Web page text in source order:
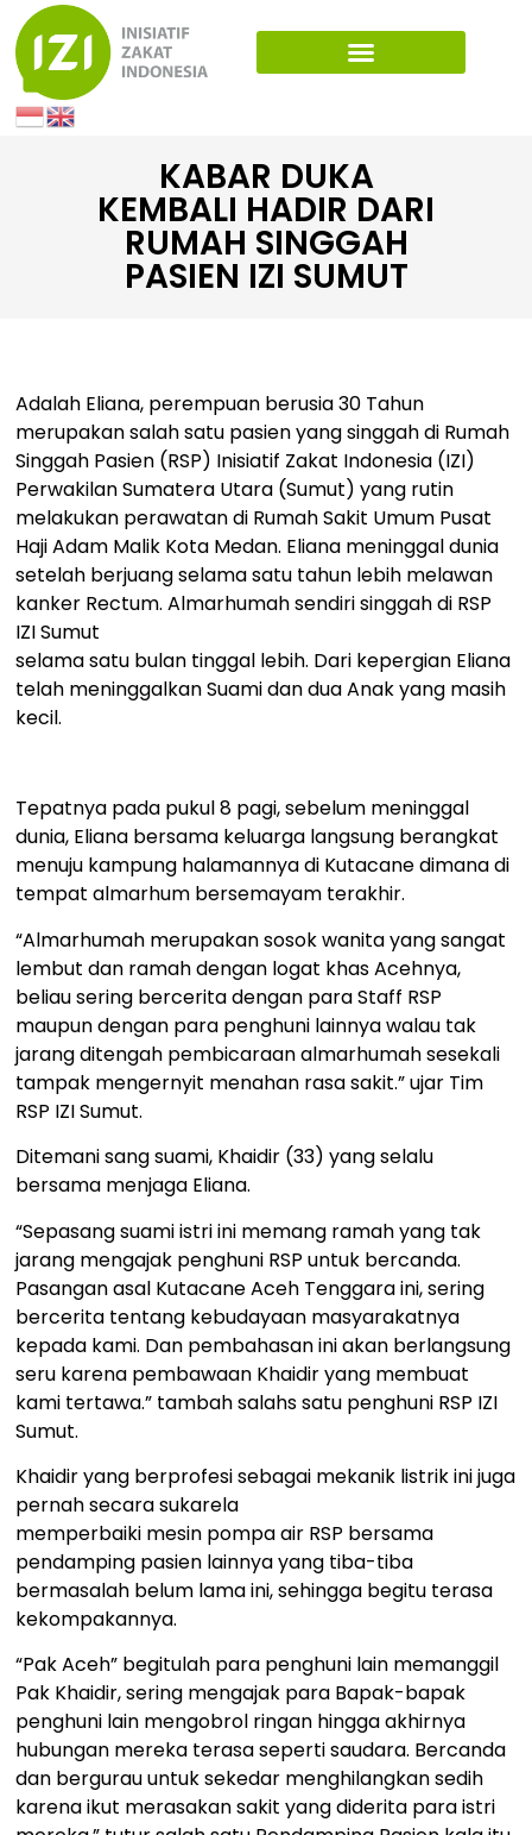
KABAR DUKA
KEMBALI HADIR DARI
RUMAH SINGGAH
PASIEN IZI SUMUT
Adalah Eliana, perempuan berusia 30 Tahun
merupakan salah satu pasien yang singgah di Rumah
Singgah Pasien (RSP) Inisiatif Zakat Indonesia (IZI)
Perwakilan Sumatera Utara (Sumut) yang rutin
melakukan perawatan di Rumah Sakit Umum Pusat
Haji Adam Malik Kota Medan. Eliana meninggal dunia
setelah berjuang selama satu tahun lebih melawan
kanker Rectum. Almarhumah sendiri singgah di RSP
IZI Sumut
selama satu bulan tinggal lebih. Dari kepergian Eliana
telah meninggalkan Suami dan dua Anak yang masih
kecil.
Tepatnya pada pukul 8 pagi, sebelum meninggal
dunia, Eliana bersama keluarga langsung berangkat
menuju kampung halamannya di Kutacane dimana di
tempat almarhum bersemayam terakhir.
“Almarhumah merupakan sosok wanita yang sangat
lembut dan ramah dengan logat khas Acehnya,
beliau sering bercerita dengan para Staff RSP
maupun dengan para penghuni lainnya walau tak
jarang ditengah pembicaraan almarhumah sesekali
tampak mengernyit menahan rasa sakit.” ujar Tim
RSP IZI Sumut.
Ditemani sang suami, Khaidir (33) yang selalu
bersama menjaga Eliana.
“Sepasang suami istri ini memang ramah yang tak
jarang mengajak penghuni RSP untuk bercanda.
Pasangan asal Kutacane Aceh Tenggara ini, sering
bercerita tentang kebudayaan masyarakatnya
kepada kami. Dan pembahasan ini akan berlangsung
seru karena pembawaan Khaidir yang membuat
kami tertawa.” tambah salahs satu penghuni RSP IZI
Sumut.
Khaidir yang berprofesi sebagai mekanik listrik ini juga
pernah secara sukarela
memperbaiki mesin pompa air RSP bersama
pendamping pasien lainnya yang tiba-tiba
bermasalah belum lama ini, sehingga begitu terasa
kekompakannya.
“Pak Aceh” begitulah para penghuni lain memanggil
Pak Khaidir, sering mengajak para Bapak-bapak
penghuni lain mengobrol ringan hingga akhirnya
hubungan mereka terasa seperti saudara. Bercanda
dan bergurau untuk sekedar menghilangkan sedih
karena ikut merasakan sakit yang diderita para istri